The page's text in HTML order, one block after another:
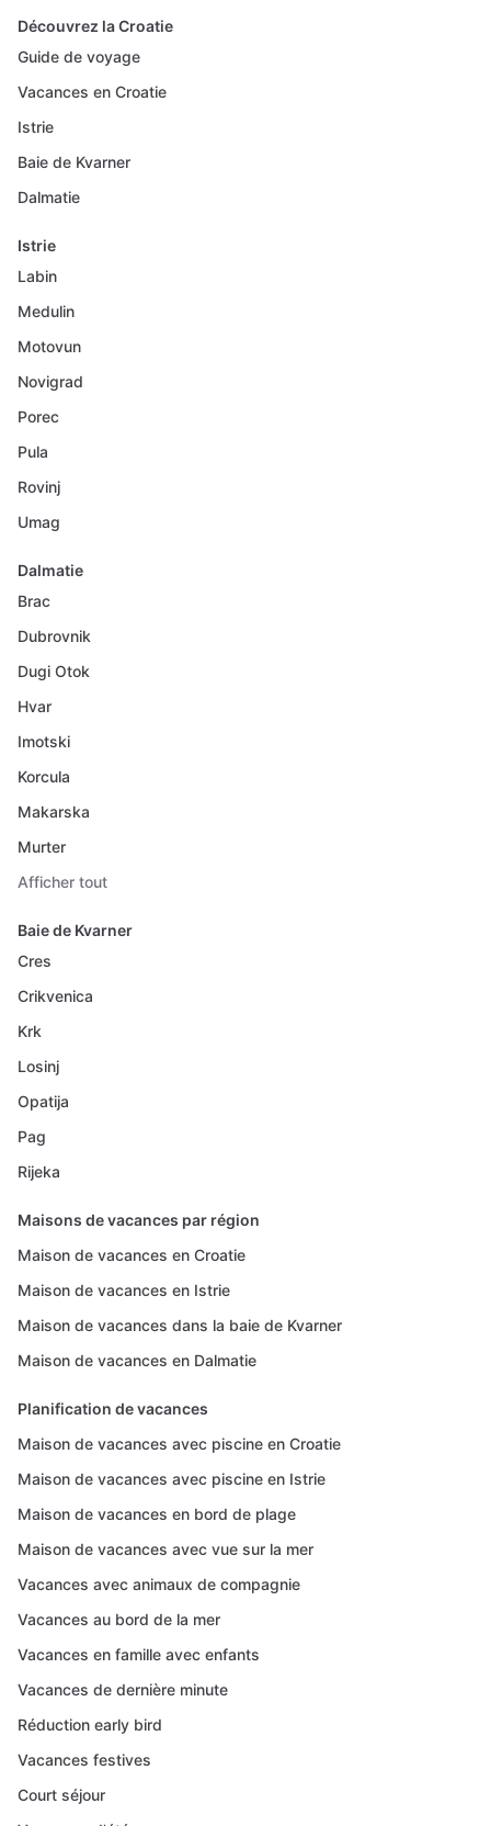
Découvrez la Croatie
Guide de voyage
Vacances en Croatie
Istrie
Baie de Kvarner
Dalmatie
Istrie
Labin
Medulin
Motovun
Novigrad
Porec
Pula
Rovinj
Umag
Dalmatie
Brac
Dubrovnik
Dugi Otok
Hvar
Imotski
Korcula
Makarska
Murter
Afficher tout
Baie de Kvarner
Cres
Crikvenica
Krk
Losinj
Opatija
Pag
Rijeka
Maisons de vacances par région
Maison de vacances en Croatie
Maison de vacances en Istrie
Maison de vacances dans la baie de Kvarner
Maison de vacances en Dalmatie
Planification de vacances
Maison de vacances avec piscine en Croatie
Maison de vacances avec piscine en Istrie
Maison de vacances en bord de plage
Maison de vacances avec vue sur la mer
Vacances avec animaux de compagnie
Vacances au bord de la mer
Vacances en famille avec enfants
Vacances de dernière minute
Réduction early bird
Vacances festives
Court séjour